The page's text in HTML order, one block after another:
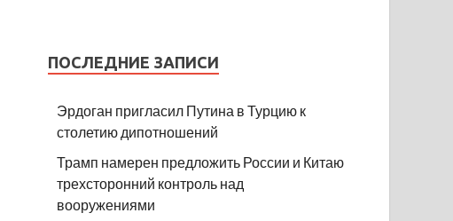
ПОСЛЕДНИЕ ЗАПИСИ
Эрдоган пригласил Путина в Турцию к
столетию дипотношений
Трамп намерен предложить России и Китаю
трехсторонний контроль над
вооружениями